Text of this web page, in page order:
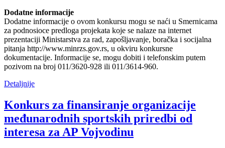
Dodatne informacije
Dodatne informacije o ovom konkursu mogu se naći u Smernicama
za podnosioce predloga projekata koje se nalaze na internet
prezentaciji Ministarstva za rad, zapošljavanje, boračka i socijalna
pitanja http://www.minrzs.gov.rs, u okviru konkursne
dokumentacije. Informacije se, mogu dobiti i telefonskim putem
pozivom na broj 011/3620-928 ili 011/3614-960.
Detaljnije
Konkurs za finansiranje organizacije
međunarodnih sportskih priredbi od
interesa za AP Vojvodinu